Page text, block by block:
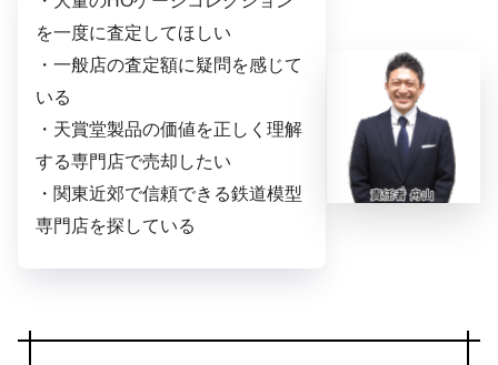
を一度に査定してほしい
・一般店の査定額に疑問を感じて
いる
・天賞堂製品の価値を正しく理解
する専門店で売却したい
・関東近郊で信頼できる鉄道模型
専門店を探している